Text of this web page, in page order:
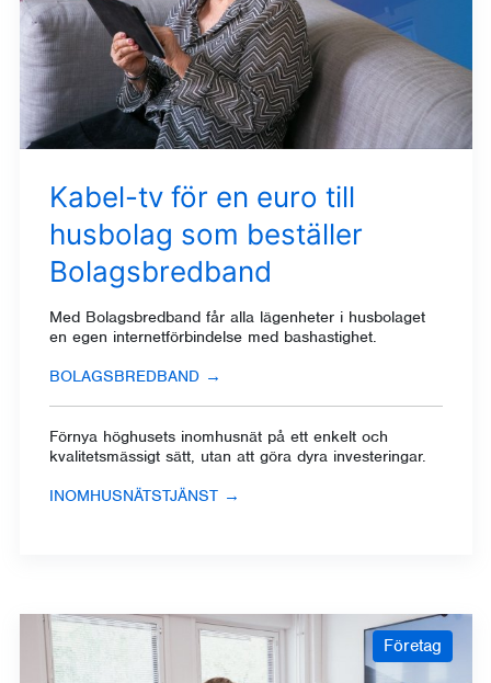
Kabel-tv för en euro till
husbolag som beställer
Bolagsbredband
Med Bolagsbredbandfår alla lägenheter i husbolaget
en egen internetförbindelse med bashastighet.
BOLAGSBREDBAND →
Förnya höghusets inomhusnät på ett enkelt och
kvalitetsmässigt sätt, utan att göra dyra investeringar.
INOMHUSNÄTSTJÄNST →
Företag